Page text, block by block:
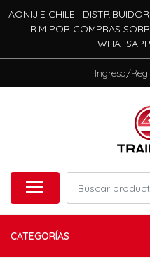
AONIJIE CHILE I
R.M POR COMPRAS
Ingreso/
CATEGORÍAS